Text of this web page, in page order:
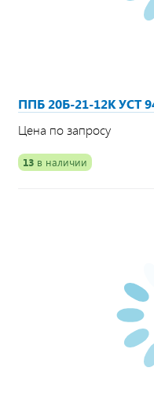
ППБ 20Б-21-12К УСТ
Цена по запросу
13 в наличии